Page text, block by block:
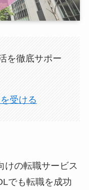
を徹底サポー
受ける
けの転職サービス
でも転職を成功